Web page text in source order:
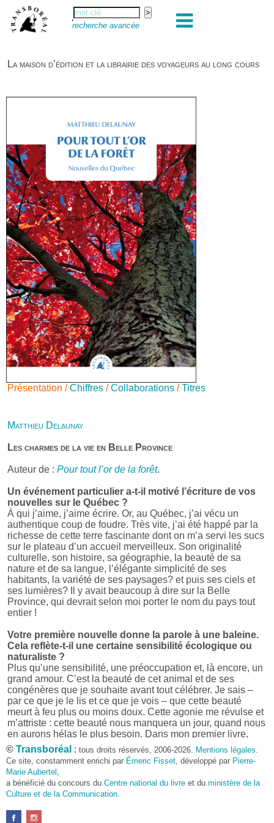
recherche avancée
La maison d’édition et la librairie des voyageurs au long cours
Présentation /Chiffres /Collaborations /Titres
Matthieu Delaunay
Les charmes de la vie en Belle Province
Auteur de : Pour tout l’or de la forêt.
Un événement particulier a-t-il motivé l’écriture de vos
nouvelles sur le Québec ?
À qui j’aime, j’aime écrire. Or, au Québec, j’ai vécu un
authentique coup de foudre. Très vite, j’ai été happé par la
richesse de cette terre fascinante dont on m’a servi les sucs
sur le plateau d’un accueil merveilleux. Son originalité
culturelle, son histoire, sa géographie, la beauté de sa
nature et de sa langue, l’élégante simplicité de ses
habitants, la variété de ses paysages? et puis ses ciels et
ses lumières? Il y avait beaucoup à dire sur la Belle
Province, qui devrait selon moi porter le nom du pays tout
entier !
Votre première nouvelle donne la parole à une baleine.
Cela reflète-t-il une certaine sensibilité écologique ou
naturaliste ?
Plus qu’une sensibilité, une préoccupation et, là encore, un
grand amour. C’est la beauté de cet animal et de ses
congénères que je souhaite avant tout célébrer. Je sais –
par ce que je le lis et ce que je vois – que cette beauté
meurt à feu plus ou moins doux. Cette agonie me révulse et
m’attriste : cette beauté nous manquera un jour, quand nous
en aurons hélas le plus besoin. Dans mon premier livre,
j’avais pris goût à me mettre dans la peau d’une bête. Outre
l’intérêt de l’exercice littéraire, il me semble que cela peut
être un bon moyen pour transmettre certains messages.
Pourquoi avoir choisi le format des nouvelles plutôt
qu’un autre ?
D’abord parce que j’aime (décidément!) en lire !
© Transboréal : tous droits réservés, 2006-2026. Mentions légales
Ce site, constamment enrichi par Émeric Fisset , développé par Pierre-
Marie Aubertel
a bénéficié du concours du Centre national du livre et du ministère de la
Culture et de la Communication